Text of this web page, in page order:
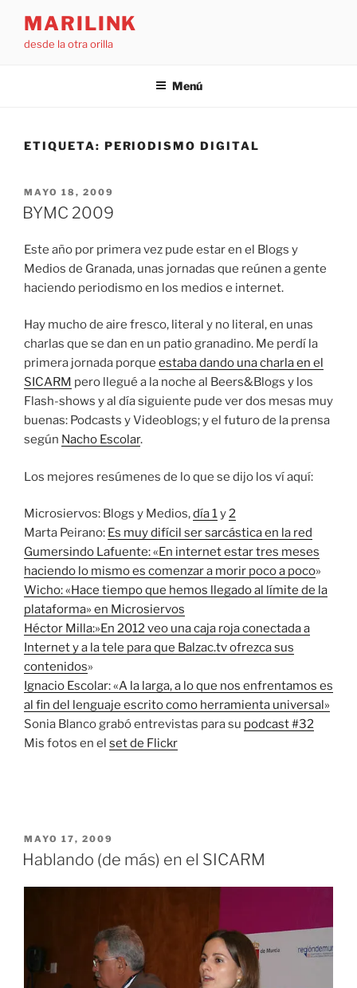
contenido
MARILINK
desde la otra orilla
Menú
ETIQUETA: PERIODISMO DIGITAL
PUBLICADO
EL
MAYO 18, 2009
BYMC 2009
Este año por primera vez pude estar en el Blogs y
Medios de Granada, unas jornadas que reúnen a gente
haciendo periodismo en los medios e internet.
Hay mucho de aire fresco, literal y no literal, en unas
charlas que se dan en un patio granadino. Me perdí la
primera jornada porque estaba dando una charla en el
SICARM pero llegué a la noche al Beers&Blogs y los
Flash-shows y al día siguiente pude ver dos mesas muy
buenas: Podcasts y Videoblogs; y el futuro de la prensa
según Nacho Escolar.
Los mejores resúmenes de lo que se dijo los ví aquí:
Microsiervos: Blogs y Medios,día 1y2
Marta Peirano: Es muy difícil ser sarcástica en la red
Gumersindo Lafuente: «En internet estar tres meses
haciendo lo mismo es comenzar a morir poco a poco»
Wicho: «Hace tiempo que hemos llegado al límite de la
plataforma» en Microsiervos
Héctor Milla:»En 2012 veo una caja roja conectada a
Internet y a la tele para que Balzac.tv ofrezca sus
contenidos»
Ignacio Escolar: «A la larga, a lo que nos enfrentamos es
al fin del lenguaje escrito como herramienta universal»
Sonia Blanco grabó entrevistas para su podcast #32
Mis fotos en el set de Flickr
PUBLICADO
EL
MAYO 17, 2009
Hablando (de más) en el SICARM